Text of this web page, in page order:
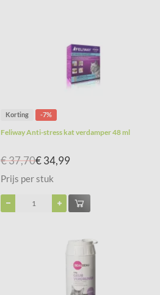
Korting -7%
Feliway Anti-stress kat verdamper 48 ml
€ 37,70€ 34,99
Prijs per stuk